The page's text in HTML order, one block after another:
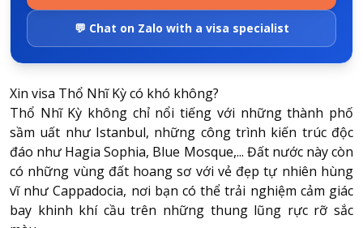
💬 Chat on Zalo with a visa specialist
Xin visa Thổ Nhĩ Kỳ có khó không?
Thổ Nhĩ Kỳ không chỉ nổi tiếng với những thành phố
sầm uất như Istanbul, những công trình kiến trúc độc
đáo như Hagia Sophia, Blue Mosque,... Đất nước này còn
có những vùng đất hoang sơ với vẻ đẹp tự nhiên hùng
vĩ như Cappadocia, nơi bạn có thể trải nghiệm cảm giác
bay khinh khí cầu trên những thung lũng rực rỡ sắc